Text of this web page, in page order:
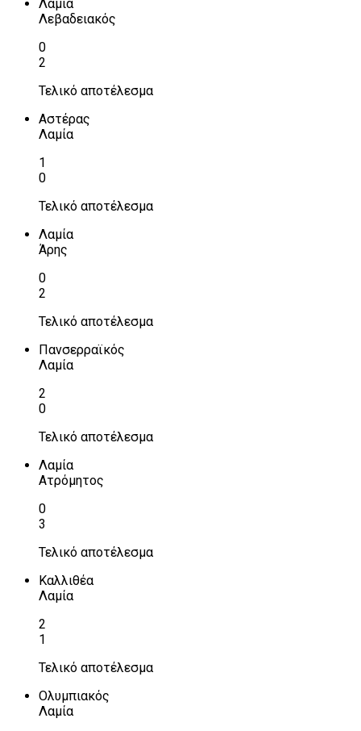
Λαμία
Λεβαδειακός
0
2
Τελικό αποτέλεσμα
Αστέρας
Λαμία
1
0
Τελικό αποτέλεσμα
Λαμία
Άρης
0
2
Τελικό αποτέλεσμα
Πανσερραϊκός
Λαμία
2
0
Τελικό αποτέλεσμα
Λαμία
Ατρόμητος
0
3
Τελικό αποτέλεσμα
Καλλιθέα
Λαμία
2
1
Τελικό αποτέλεσμα
Ολυμπιακός
Λαμία